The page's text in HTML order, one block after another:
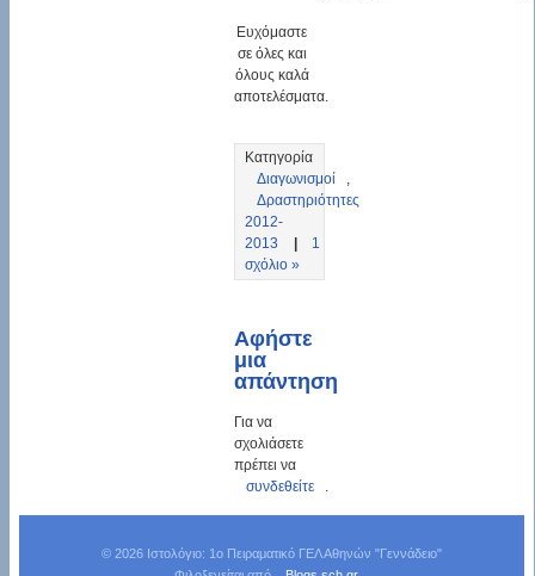
Ευχόμαστε
σε όλες και
όλους καλά
αποτελέσματα.
Κατηγορία
Διαγωνισμοί
,
Δραστηριότητες
2012-
2013
1
σχόλιο »
Αφήστε
μια
απάντηση
Για να
σχολιάσετε
πρέπει να
συνδεθείτε
.
© 2026 Ιστολόγιο: 1o Πειραματικό ΓΕΛ Αθηνών "Γεννάδειο"